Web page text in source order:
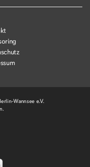
Wannsee e.V.